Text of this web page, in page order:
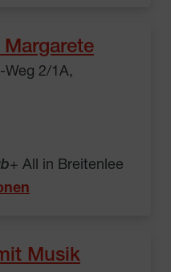
Weg 2/1A,
+ All in Breitenlee
Musik